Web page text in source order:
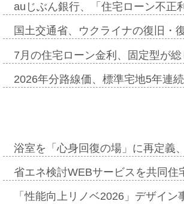
auじぶん銀行、「住宅ローン不
国土交通省、ウクライナの復旧・
7月の住宅ローン金利、固定型が
2026年分路線価、標準宅地5年連
浴室を「心身回復の場」に再定義
省エネ検討WEBサービスを共同
「性能向上リノベ2026」デザイ